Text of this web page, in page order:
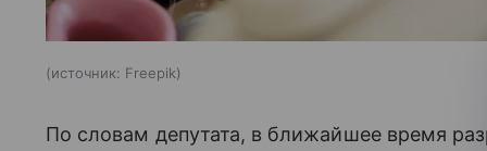
источник: Freepik
По словам депутата, в ближайшее время